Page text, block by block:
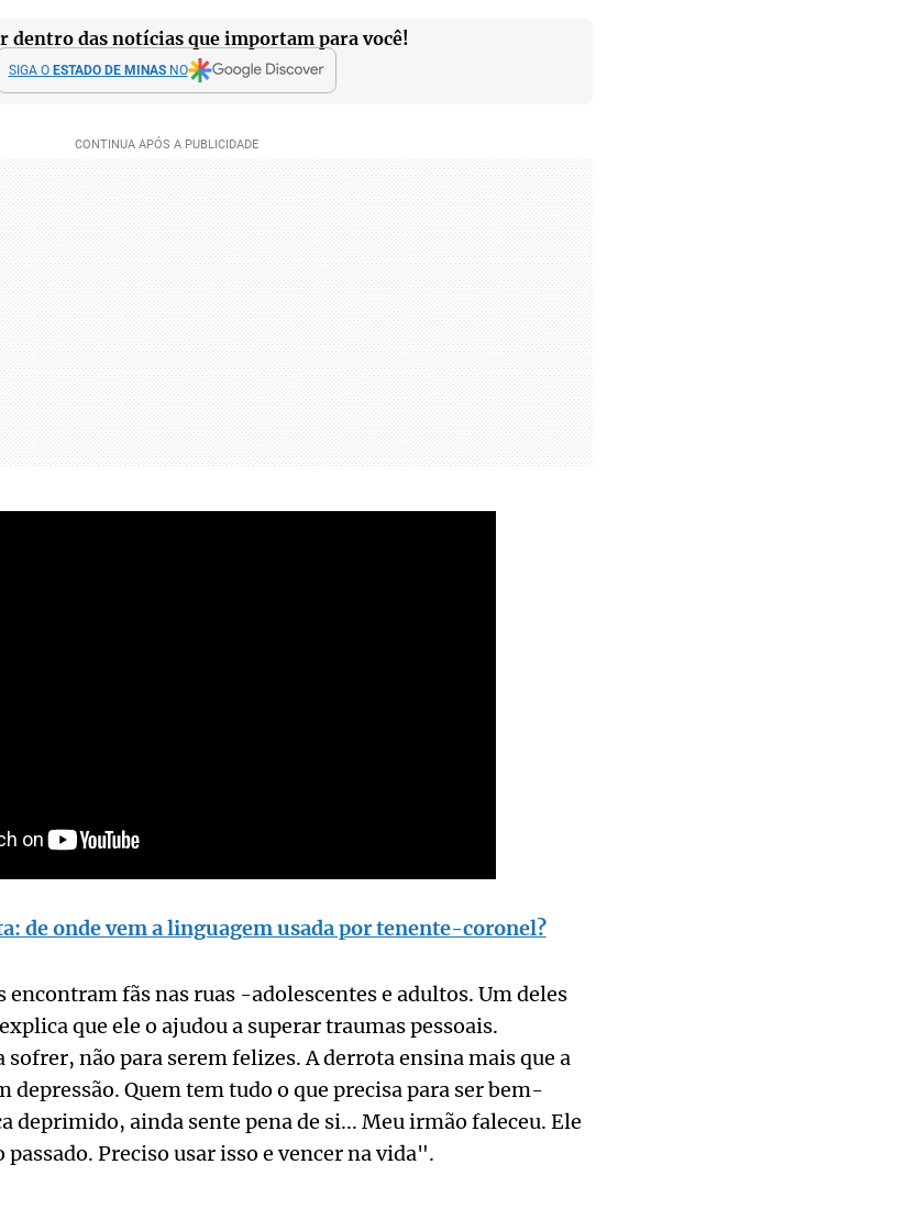
dentro das notícias que importam para você!
SIGA O ESTADO DE MINASNO
de onde vem a linguagem usada por tenente-coronel?
encontram fãs nas ruas -adolescentes e adultos. Um deles
que ele o ajudou a superar traumas pessoais.
não para serem felizes. A derrota ensina mais que a
depressão. Quem tem tudo o que precisa para ser bem-
deprimido, ainda sente pena de si... Meu irmão faleceu. Ele
Preciso usar isso e vencer na vida".